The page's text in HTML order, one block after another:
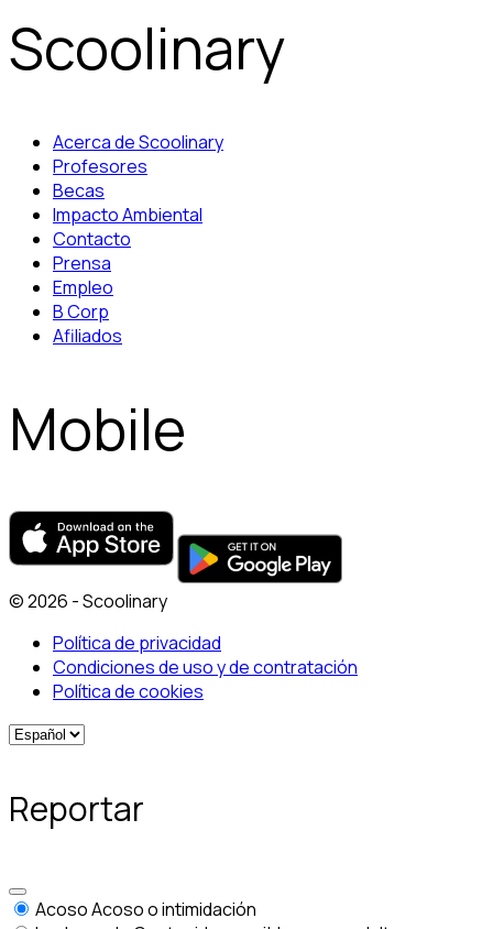
Scoolinary
Acerca de Scoolinary
Profesores
Becas
Impacto Ambiental
Contacto
Prensa
Empleo
B Corp
Afiliados
Mobile
© 2026 - Scoolinary
Política de privacidad
Condiciones de uso y de contratación
Política de cookies
Reportar
AcosoAcoso o intimidación